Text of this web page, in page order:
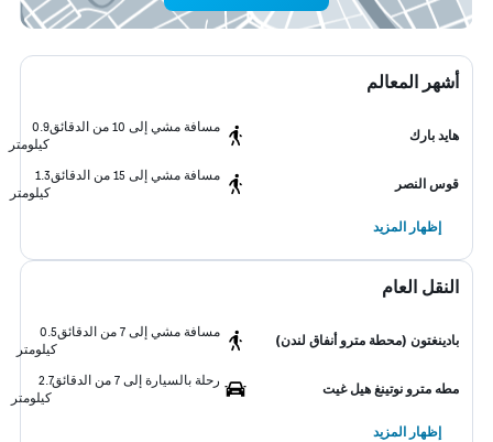
أشهر المعالم
هايد بارك
مسافة مشي إلى 10 من الدقائق
0.9
كيلومتر
قوس النصر
مسافة مشي إلى 15 من الدقائق
1.3
كيلومتر
إظهار المزيد
النقل العام
بادينغتون (محطة مترو أنفاق لندن)
مسافة مشي إلى 7 من الدقائق
0.5
كيلومتر
مطه مترو نوتينغ هيل غيت
رحلة بالسيارة إلى 7 من الدقائق
2.7
كيلومتر
إظهار المزيد